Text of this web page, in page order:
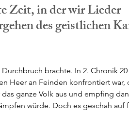
Zeit, in der wir Lieder
des geistlichen
brachte. In 2. Chronik
Heer an Feinden konfrontiert war,
ganze Volk aus und empfing
würde. Doch es geschah auf